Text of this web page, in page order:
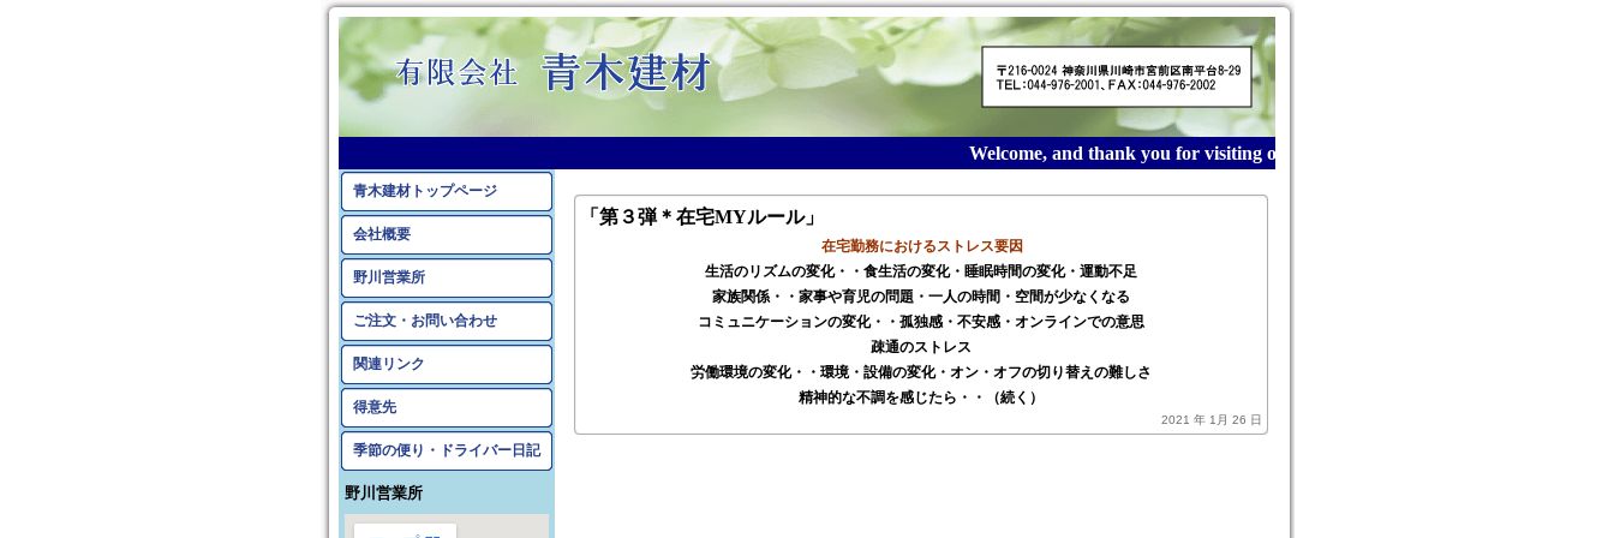
Welcome, and thank you for visiting our website! 産業廃棄物収集運搬は青木建材
青木建材トップページ
会社概要
野川営業所
ご注文・お問い合わせ
関連リンク
得意先
季節の便り・ドライバー日記
野川営業所
「第３弾＊在宅MYルール」
在宅勤務におけるストレス要因
生活のリズムの変化・・食生活の変化・睡眠時間の変化・運動不足
家族関係・・家事や育児の問題・一人の時間・空間が少なくなる
コミュニケーションの変化・・孤独感・不安感・オンラインでの意思
疎通のストレス
労働環境の変化・・環境・設備の変化・オン・オフの切り替えの難しさ
精神的な不調を感じたら・・（続く）
2021 年 1月 26 日